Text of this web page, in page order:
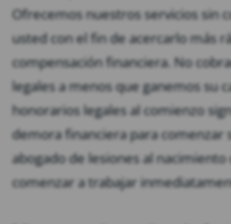
Ofrecemos nuestros servicios sin
usted con el fin de acercarlo más
compensación financiera. No
legales a menos que ganemos su
honorarios legales al comienzo
demora financiera para comenzar
abogado de lesiones al
comenzar a trabajar